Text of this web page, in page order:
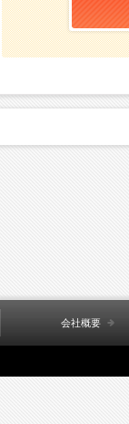
会社概要